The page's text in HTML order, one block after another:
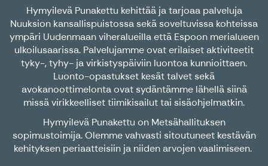
Hymyilevä Punakettu kehittää ja tarjoaa palveluja
Nuuksion kansallispuistossa sekä soveltuvissa kohteissa
ympäri Uudenmaan viheralueilla että Espoon merialueen
ulkoilusaarissa. Palvelujamme ovat erilaiset aktiviteetit
tyky-, tyhy- ja virkistyspäiviin luontoa kunnioittaen.
Luonto-opastukset kesät talvet sekä
avokanoottimelonta ovat sydäntämme lähellä siinä
missä virikkeelliset tiimikisailut tai sisäohjelmatkin.
Hymyilevä Punakettu on Metsähallituksen
sopimustoimija. Olemme vahvasti sitoutuneet kestävän
kehityksen periaatteisiin ja niiden arvojen vaalimiseen.